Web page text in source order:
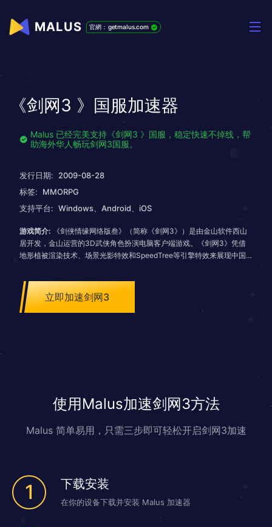
MALUS 官網：getmalus.com
《剑网3 》国服加速器
Malus 已经完美支持《剑网3 》国服，稳定快速不掉线，帮
助海外华人畅玩剑网3国服。
发行日期:
2009-08-28
标签:
MMORPG
支持平台: Windows、Android、iOS
游戏简介: 《剑侠情缘网络版叁》（简称《剑网3》）是由金山软件西山
居开发，金山运营的3D武侠角色扮演电脑客户端游戏。《剑网3》凭借
地形植被渲染技术、场景光影特效和SpeedTree等引擎特效来展现中国
种具有中国传统文化特色的元素融入到游戏中，展现给玩家一个气势恢
弘、壮丽华美的大唐世界。同时，《剑网3》通过物理引擎打造的ACT新
轻功玩法，为玩家带来新的游戏体验。
立即加速剑网3
使用Malus加速剑网3方法
Malus 简单易用，只需三步即可轻松开启剑网3加速
1 下载安装
在你的设备下载并安装 Malus 加速器